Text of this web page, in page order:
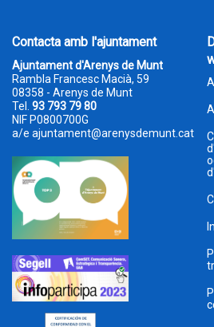
Contacta amb l'ajuntament
Ajuntament d'Arenys de Munt
Rambla Francesc Macià, 59
08358 - Arenys de Munt
Tel. 93 793 79 80
NIF P0800700G
a/e ajuntament@arenysdemunt.cat